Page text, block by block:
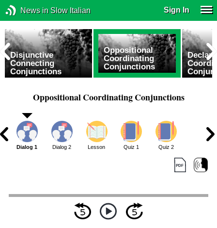
News in Slow Italian Sign In
Disjunctive
Connecting
Conjunctions
Oppositional
Coordinating
Conjunctions
Oppositional Coordinating Conjunctions
Dialog 1 Dialog 2 Lesson Quiz 1 Quiz 2